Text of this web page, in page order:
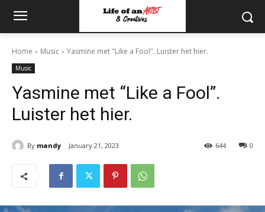
Home Music Yasmine met "Like a Fool". Luister het hier.
Music
Yasmine met “Like a Fool”.
Luister het hier.
By mandy January 21, 2023 0
644